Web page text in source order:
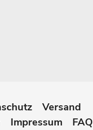
Versand
Impressum